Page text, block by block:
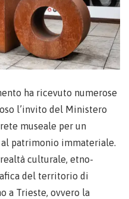
ha ricevuto numerose
l’invito del Ministero
museale per un
patrimonio immateriale.
realtà culturale, etno-
del territorio di
a Trieste, ovvero la